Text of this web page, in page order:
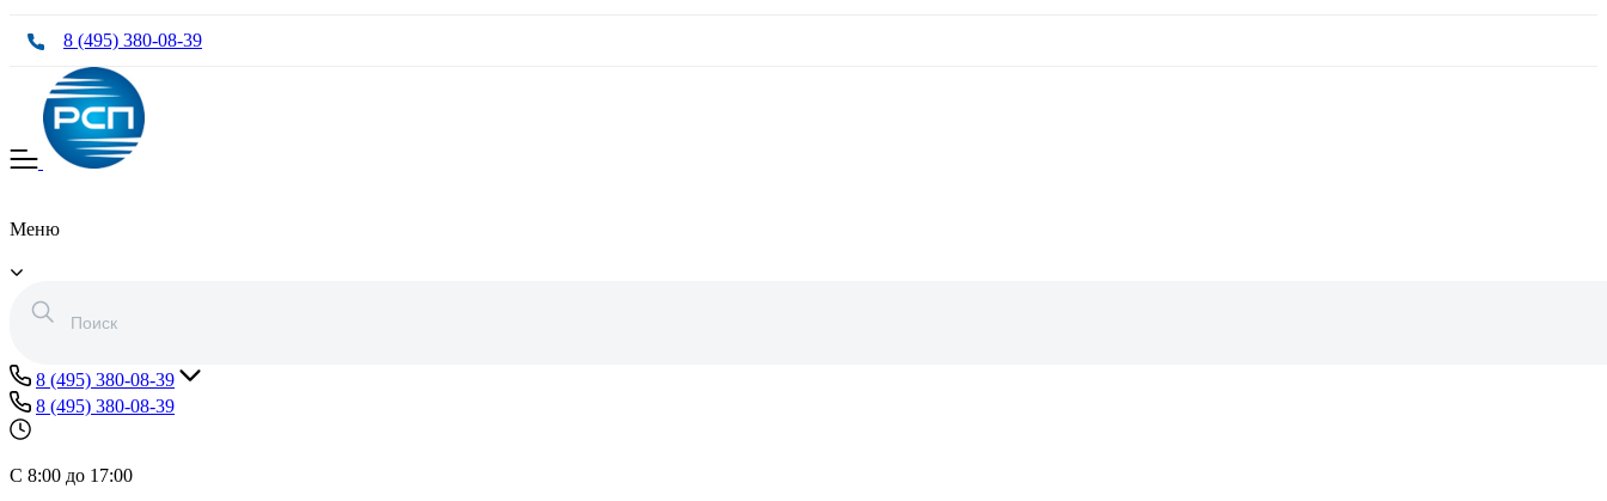
8 (495) 380-08-39
Меню
8 (495) 380-08-39
8 (495) 380-08-39
С 8:00 до 17:00